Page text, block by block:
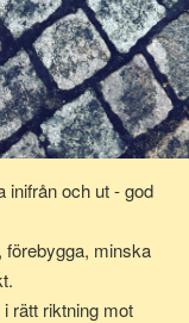
inifrån och ut - god
förebygga, minska
rätt riktning mot